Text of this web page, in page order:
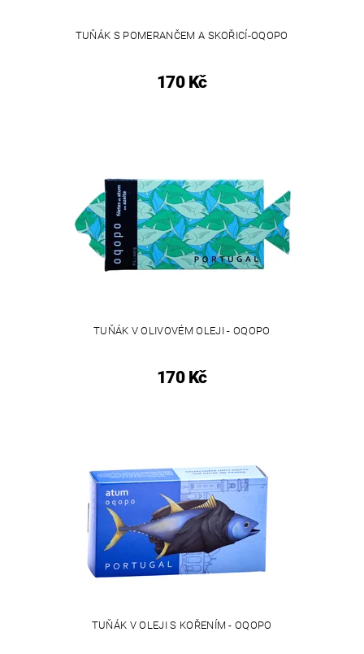
TUŇÁK S POMERANČEM A SKOŘICÍ-OQOPO
170 Kč
TUŇÁK V OLIVOVÉM OLEJI - OQOPO
170 Kč
TUŇÁK V OLEJI S KOŘENÍM - OQOPO